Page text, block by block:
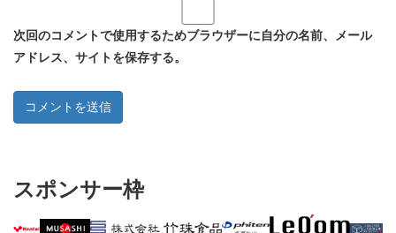
次回のコメントで使用するためブラウザーに自分の名前、メール
アドレス、サイトを保存する。
スポンサー枠